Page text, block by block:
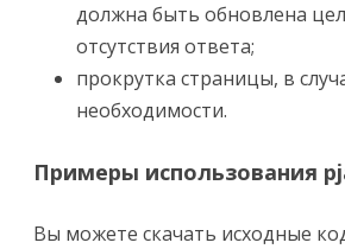
должна быть обновлена
отсутствия ответа;
прокрутка страницы, в
необходимости.
Примеры использования
Вы можете скачать исходные